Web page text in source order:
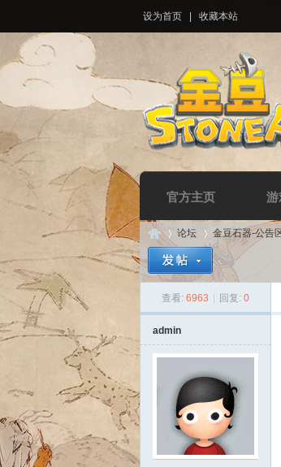
设为首页 收藏本站
官方主页 游
»
论坛
›
金豆石器-公告
查看: 6963 回复: 0
admin